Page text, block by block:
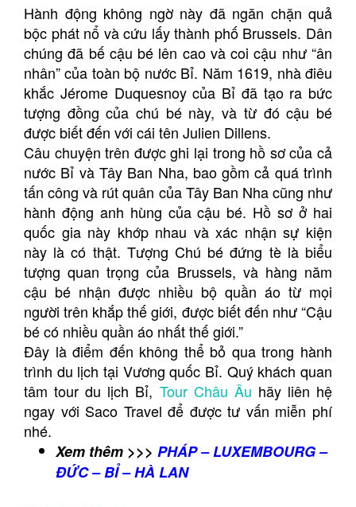
Hành động không ngờ này đã ngăn chặn quả
bộc phát nổ và cứu lấy thành phố Brussels. Dân
chúng đã bế cậu bé lên cao và coi cậu như “ân
nhân” của toàn bộ nước Bỉ. Năm 1619, nhà điêu
khắc Jérome Duquesnoy của Bỉ đã tạo ra bức
tượng đồng của chú bé này, và từ đó cậu bé
được biết đến với cái tên Julien Dillens.
Câu chuyện trên được ghi lại trong hồ sơ của cả
nước Bỉ và Tây Ban Nha, bao gồm cả quá trình
tấn công và rút quân của Tây Ban Nha cũng như
hành động anh hùng của cậu bé. Hồ sơ ở hai
quốc gia này khớp nhau và xác nhận sự kiện
này là có thật. Tượng Chú bé đứng tè là biểu
tượng quan trọng của Brussels, và hàng năm
cậu bé nhận được nhiều bộ quần áo từ mọi
người trên khắp thế giới, được biết đến như “Cậu
bé có nhiều quần áo nhất thế giới.”
Đây là điểm đến không thể bỏ qua trong hành
trình du lịch tại Vương quốc Bỉ. Quý khách quan
tâm tour du lịch Bỉ, Tour Châu Âu hãy liên hệ
ngay với Saco Travel để được tư vấn miễn phí
nhé.
Xem thêm >>> PHÁP – LUXEMBOURG –
ĐỨC – BỈ – HÀ LAN